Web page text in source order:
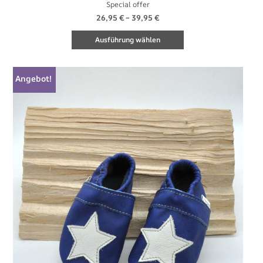
Special offer
26,95€– 39,95€
Ausführung wählen
Angebot!
mehrere
Varianten
auf.
Die
Optionen
können
auf
der
Produktseite
gewählt
werden